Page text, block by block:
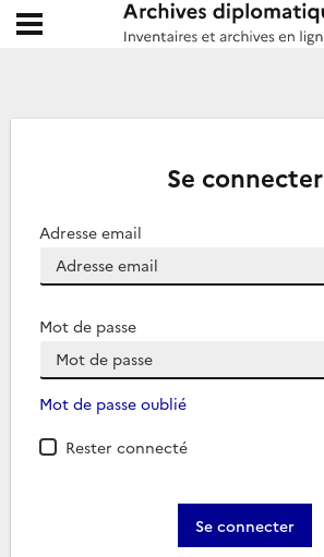
Archives diplomatiques
Ouvrir le menu déroulant
Se connecter
Adresse email
Mot de passe
Mot de passe oublié
Rester connecté
Se connecter